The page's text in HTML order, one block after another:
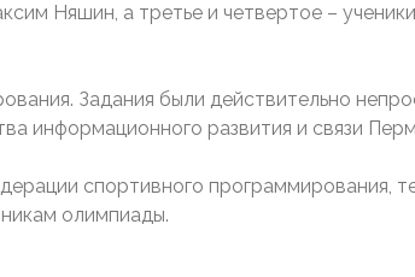
Няшин, а третье и четвертое – ученики
Задания были действительно
информационного развития и связи
спортивного программирования,
олимпиады.